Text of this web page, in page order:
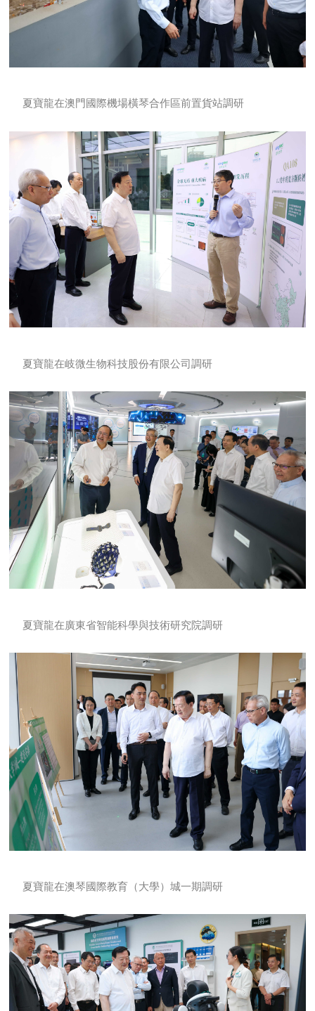
夏寶龍在澳門國際機場橫琴合作區前置貨站調研
夏寶龍在岐微生物科技股份有限公司調研
夏寶龍在廣東省智能科學與技術研究院調研
夏寶龍在澳琴國際教育（大學）城一期調研